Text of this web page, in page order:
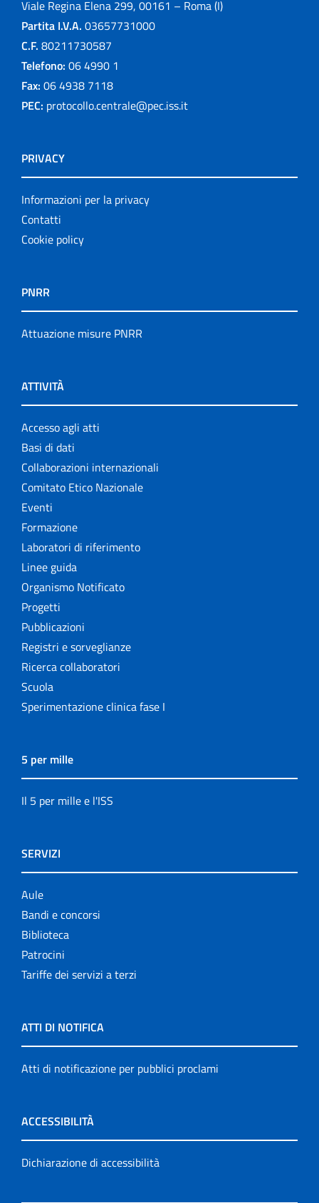
Viale Regina Elena 299, 00161 – Roma (I)
Partita I.V.A. 03657731000
C.F. 80211730587
Telefono: 06 4990 1
Fax: 06 4938 7118
PEC: protocollo.centrale@pec.iss.it
PRIVACY
Informazioni per la privacy
Contatti
Cookie policy
PNRR
Attuazione misure PNRR
ATTIVITÀ
Accesso agli atti
Basi di dati
Collaborazioni internazionali
Comitato Etico Nazionale
Eventi
Formazione
Laboratori di riferimento
Linee guida
Organismo Notificato
Progetti
Pubblicazioni
Registri e sorveglianze
Ricerca collaboratori
Scuola
Sperimentazione clinica fase I
5 per mille
Il 5 per mille e l'ISS
SERVIZI
Aule
Bandi e concorsi
Biblioteca
Patrocini
Tariffe dei servizi a terzi
ATTI DI NOTIFICA
Atti di notificazione per pubblici proclami
ACCESSIBILITÀ
Dichiarazione di accessibilità